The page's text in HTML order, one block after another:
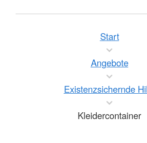
Start
Angebote
Existenzsichernde
Kleidercontainer